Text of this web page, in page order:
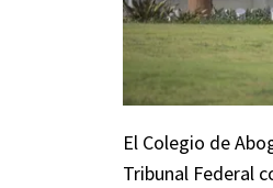
El Colegio de
Tribunal Federal